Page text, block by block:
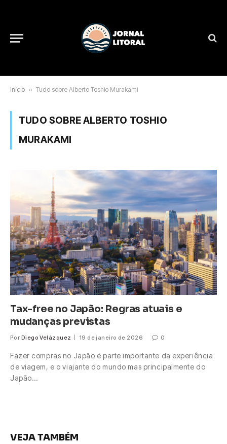
Início » Tudo sobre Alberto Toshio Murakami
TUDO SOBRE ALBERTO TOSHIO
MURAKAMI
Tax-free no Japão: Regras atuais e
mudanças previstas
Por Diego Velázquez 19 de janeiro de 2026 0
Fazer compras no Japão é parte importante da experiência
de viagem, e o viajante do mundo mas principalmente do
Japão…
VEJA TAMBÉM